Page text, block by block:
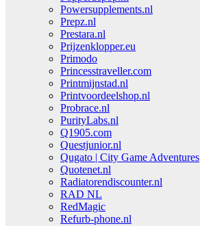
Powersupplements.nl
Prepz.nl
Prestara.nl
Prijzenklopper.eu
Primodo
Princesstraveller.com
Printmijnstad.nl
Printvoordeelshop.nl
Probrace.nl
PurityLabs.nl
Q1905.com
Questjunior.nl
Qugato | City Game Adventures
Quotenet.nl
Radiatorendiscounter.nl
RAD NL
RedMagic
Refurb-phone.nl